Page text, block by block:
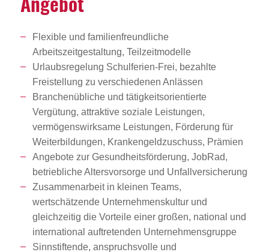
Flexible und familienfreundliche
Arbeitszeitgestaltung, Teilzeitmodelle
Urlaubsregelung Schulferien-Frei, bezahlte
Freistellung zu verschiedenen Anlässen
Branchenübliche und tätigkeitsorientierte
Vergütung, attraktive soziale Leistungen,
vermögenswirksame Leistungen, Förderung für
Weiterbildungen, Krankengeldzuschuss, Prämien
Angebote zur Gesundheitsförderung, JobRad,
betriebliche Altersvorsorge und Unfallversicherung
Zusammenarbeit in kleinen Teams,
wertschätzende Unternehmenskultur und
gleichzeitig die Vorteile einer großen, national und
international auftretenden Unternehmensgruppe
Sinnstiftende, anspruchsvolle und